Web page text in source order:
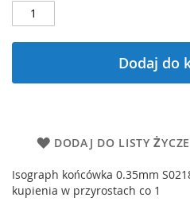
Dodaj do
DODAJ DO LISTY
Isograph końcówka 0.35mm
kupienia w przyrostach co 1